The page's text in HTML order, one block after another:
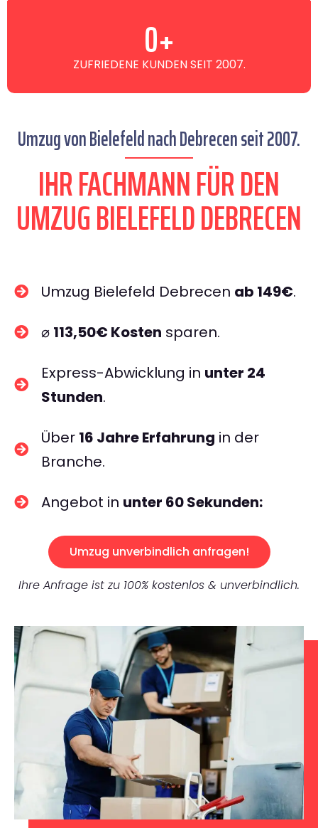
ZUFRIEDENE KUNDEN SEIT 2007.
0+
Umzug von Bielefeld nach Debrecen seit 2007.
IHR FACHMANN FÜR DEN
UMZUG BIELEFELD DEBRECEN
Umzug Bielefeld Debrecen ab 149€.
⌀ 113,50€ Kosten sparen.
Express-Abwicklung in unter 24
Stunden.
Über 16 Jahre Erfahrung in der
Branche.
Angebot in unter 60 Sekunden:
Umzug unverbindlich anfragen!
Ihre Anfrage ist zu 100% kostenlos & unverbindlich.